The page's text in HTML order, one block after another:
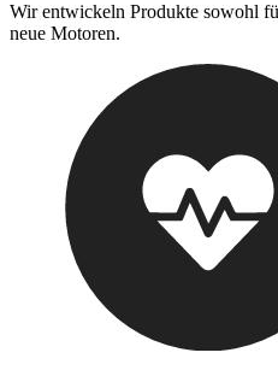
Wir entwickeln Produkte sowohl
neue Motoren.